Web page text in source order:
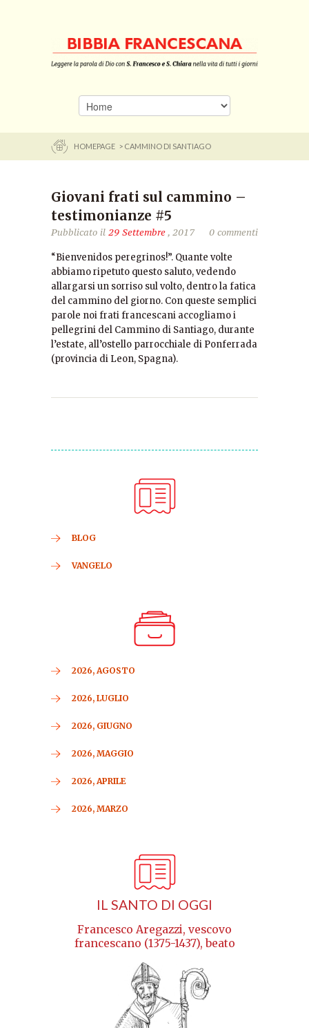
HOMEPAGE > CAMMINO DI SANTIAGO
Giovani frati sul cammino –
testimonianze #5
Pubblicato il 29 Settembre, 2017 0 commenti
“Bienvenidos peregrinos!”. Quante volte
abbiamo ripetuto questo saluto, vedendo
allargarsi un sorriso sul volto, dentro la fatica
del cammino del giorno. Con queste semplici
parole noi frati francescani accogliamo i
pellegrini del Cammino di Santiago, durante
l’estate, all’ostello parrocchiale di Ponferrada
(provincia di Leon, Spagna).
BLOG
VANGELO
2026, AGOSTO
2026, LUGLIO
2026, GIUGNO
2026, MAGGIO
2026, APRILE
2026, MARZO
IL SANTO DI OGGI
Francesco Aregazzi, vescovo
francescano (1375-1437), beato